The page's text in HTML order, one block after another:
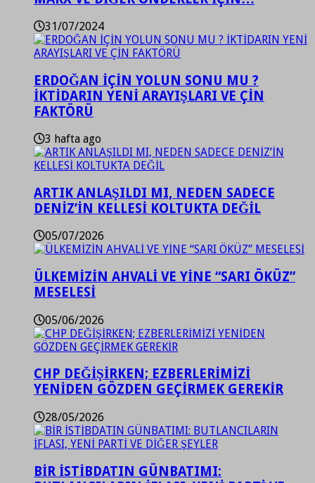
31/07/2024
ERDOĞAN İÇİN YOLUN SONU MU ?
İKTİDARIN YENİ ARAYIŞLARI VE ÇİN
FAKTÖRÜ
3 hafta ago
ARTIK ANLAŞILDI MI, NEDEN SADECE
DENİZ’İN KELLESİ KOLTUKTA DEĞİL
05/07/2026
ÜLKEMİZİN AHVALİ VE YİNE “SARI ÖKÜZ”
MESELESİ
05/06/2026
CHP DEĞİŞİRKEN; EZBERLERİMİZİ
YENİDEN GÖZDEN GEÇİRMEK GEREKİR
28/05/2026
BİR İSTİBDATIN GÜNBATIMI: